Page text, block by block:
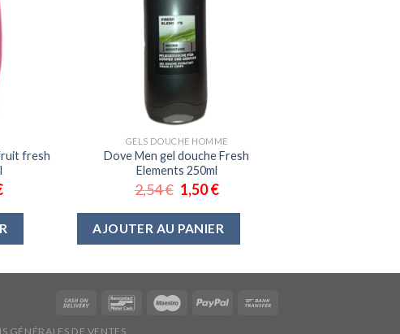
fresh
GELS DOUCHE HOMME
Dove Men gel douche Fresh
Elements 250ml
2,54€ 1,50€
AJOUTER AU PANIER
GÉNÉRALES DE VENTES